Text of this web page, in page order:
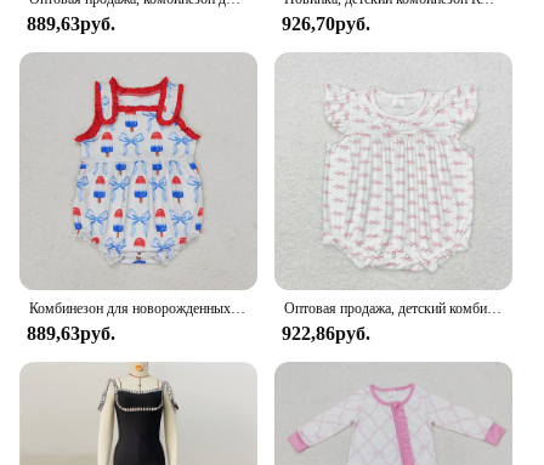
889,63руб. 926,70руб.
Комбинезон для новорожденных 4 июля комбинезон с подтяжками с вышивкой флагом и собакой комбинезон для маленьких детей комбинезон для девочек и мальчиков со звездами цельный
889,63руб.
Оптовая продажа, детский комбинезон с короткими рукавами и бантом для маленьких девочек, детский розовый клетчатый комбинезон для новорожденных, комбинезон с пузырьками, летняя одежда
922,86руб.